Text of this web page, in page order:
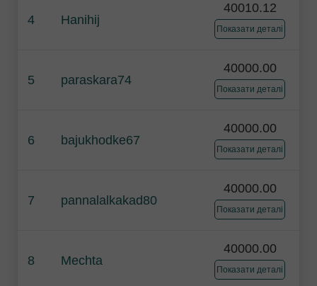
4 Hanihij
40010.12
Показати деталі
5 paraskara74
40000.00
Показати деталі
6 bajukhodke67
40000.00
Показати деталі
7 pannalalkakad80
40000.00
Показати деталі
8 Mechta
40000.00
Показати деталі